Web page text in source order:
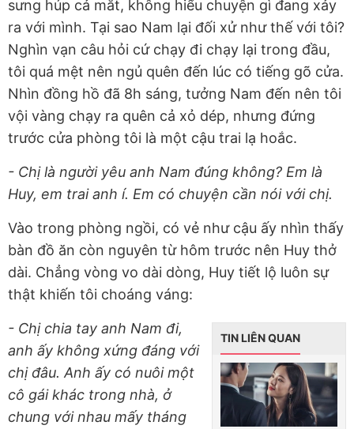
sưng húp cả mắt, không hiểu chuyện gì đang xảy
ra với mình. Tại sao Nam lại đối xử như thế với tôi?
Nghìn vạn câu hỏi cứ chạy đi chạy lại trong đầu,
tôi quá mệt nên ngủ quên đến lúc có tiếng gõ cửa.
Nhìn đồng hồ đã 8h sáng, tưởng Nam đến nên tôi
vội vàng chạy ra quên cả xỏ dép, nhưng đứng
trước cửa phòng tôi là một cậu trai lạ hoắc.
- Chị là người yêu anh Nam đúng không? Em là
Huy, em trai anh í. Em có chuyện cần nói với chị.
Vào trong phòng ngồi, có vẻ như cậu ấy nhìn thấy
bàn đồ ăn còn nguyên từ hôm trước nên Huy thở
dài. Chẳng vòng vo dài dòng, Huy tiết lộ luôn sự
thật khiến tôi choáng váng:
TIN LIÊN QUAN
- Chị chia tay anh Nam đi,
anh ấy không xứng đáng với
chị đâu. Anh ấy có nuôi một
cô gái khác trong nhà, ở
chung với nhau mấy tháng